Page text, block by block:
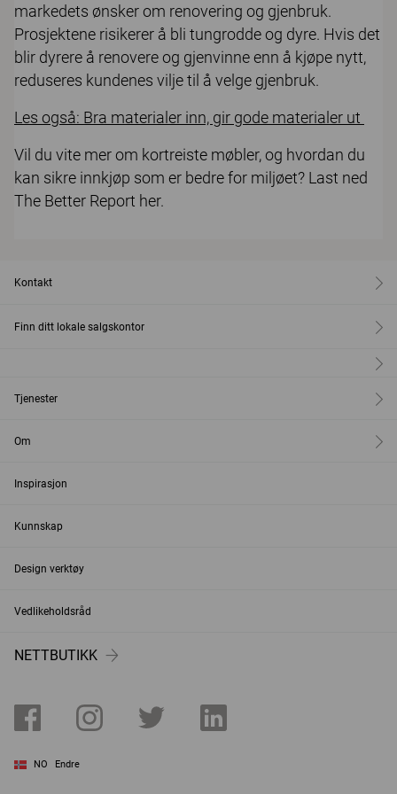
markedets ønsker om renovering og gjenbruk.
Prosjektene risikerer å bli tungrodde og dyre. Hvis det
blir dyrere å renovere og gjenvinne enn å kjøpe nytt,
reduseres kundenes vilje til å velge gjenbruk.
Les også: Bra materialer inn, gir gode materialer ut
Vil du vite mer om kortreiste møbler, og hvordan du
kan sikre innkjøp som er bedre for miljøet? Last ned
The Better Report her.
Kontakt
Finn ditt lokale salgskontor
Tjenester
Om
Inspirasjon
Kunnskap
Design verktøy
Vedlikeholdsråd
NETTBUTIKK
NO Endre